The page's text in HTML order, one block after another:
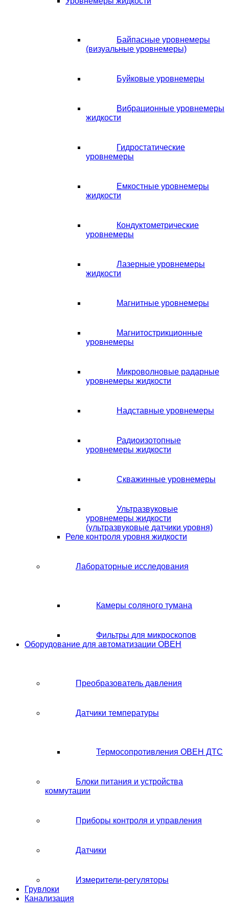
Байпасные уровнемеры
(визуальные уровнемеры)
Буйковые уровнемеры
Вибрационные уровнемеры
жидкости
Гидростатические
уровнемеры
Емкостные уровнемеры
жидкости
Кондуктометрические
уровнемеры
Лазерные уровнемеры
жидкости
Магнитные уровнемеры
Магнитострикционные
уровнемеры
Микроволновые радарные
уровнемеры жидкости
Надставные уровнемеры
Радиоизотопные
уровнемеры жидкости
Скважинные уровнемеры
Ультразвуковые
уровнемеры жидкости
(ультразвуковые датчики уровня)
Реле контроля уровня жидкости
Лабораторные исследования
Камеры соляного тумана
Фильтры для микроскопов
Оборудование для автоматизации ОВЕН
Преобразователь давления
Датчики температуры
Термосопротивления ОВЕН ДТС
Блоки питания и устройства
коммутации
Приборы контроля и управления
Датчики
Измерители-регуляторы
Грувлоки
Канализация